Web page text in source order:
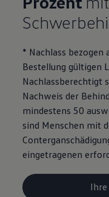
Räder
Zubehör
Schutz
Wallbox
Digitale Extras
Dienste
Handy
* Nachlass
Bestellung gültigen
Nachlassberechtigt
Nachweis der
mindestens 50
sind Menschen mit
eingetragenen